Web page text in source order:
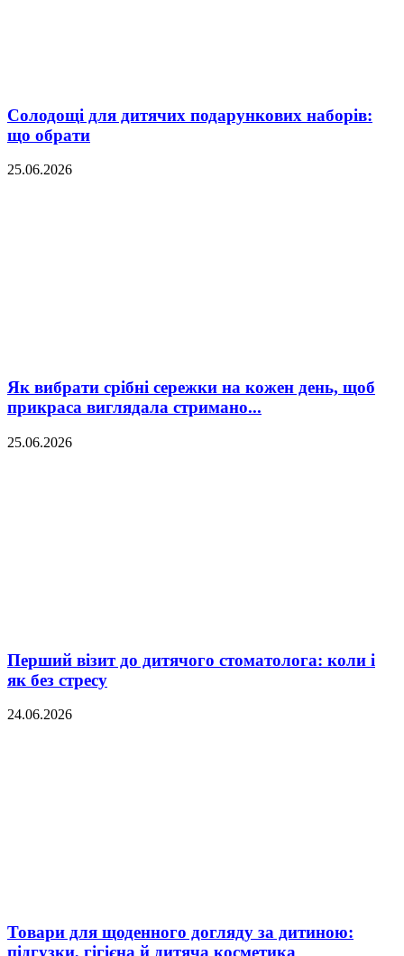
Солодощі для дитячих подарункових наборів:
що обрати
25.06.2026
Як вибрати срібні сережки на кожен день, щоб
прикраса виглядала стримано...
25.06.2026
Перший візит до дитячого стоматолога: коли і
як без стресу
24.06.2026
Товари для щоденного догляду за дитиною:
підгузки, гігієна й дитяча косметика